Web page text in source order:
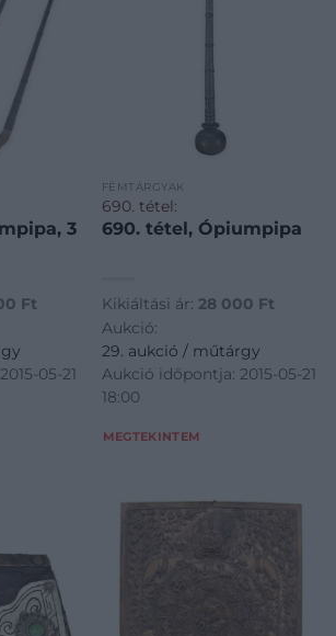
3
Ft
05-21
FÉMTÁRGYAK
690. tétel:
690. tétel, Ópiumpipa
Kikiáltási ár: 28 000 Ft
Aukció:
29. aukció / műtárgy
Aukció időpontja: 2015-05-21
18:00
MEGTEKINTEM